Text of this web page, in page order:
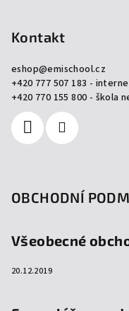
Kontakt
eshop@emischool.cz
+420 777 507 183 -
+420 770 155 800 - škola
OBCHODNÍ
Všeobecné
20.12.2019